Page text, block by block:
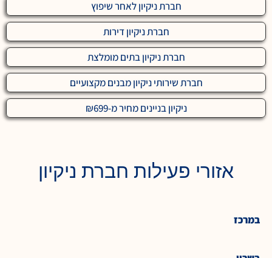
חברת ניקיון לאחר שיפוץ
חברת ניקיון דירות
חברת ניקיון בתים מומלצת
חברת שירותי ניקיון מבנים מקצועיים
ניקיון בניינים מחיר מ-₪699
אזורי פעילות חברת ניקיון
במרכז